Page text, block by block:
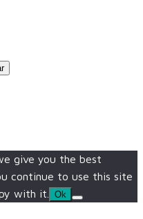
give you the best
continue to use this site
with it.
Ok